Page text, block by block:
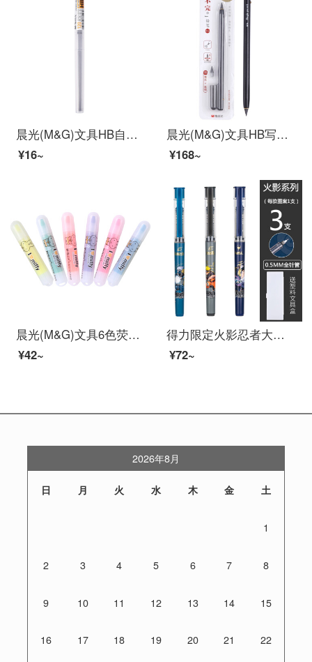
晨光(M&G)文具HB自动铅笔替芯 0.5mm树脂铅芯 学生考试绘图铅笔芯 120mm*20根/盒ASL22601
¥16~
晨光(M&G)文具HB写不完铅笔套装 笔头+笔帽 黑色学生细笔头可擦免削铅笔 单卡装HAMP1439
¥168~
晨光(M&G)文具6色荧光笔 可爱单头记号笔 醒目重点标记笔 米菲系列便携手账手绘笔 6支/袋FHM22501
¥42~
得力限定火影忍者大容量速干直液式走珠笔全针管黑笔0.5简约ins风中性笔 火影忍者组合款【3支装】
¥72~
2026年8月
日 月 火 水 木 金 土
1
2 3 4 5 6 7 8
9 10 11 12 13 14 15
16 17 18 19 20 21 22